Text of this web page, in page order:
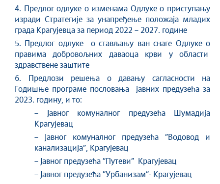
4. Предлог одлуке о изменама Одлуке о приступању
изради Стратегије за унапређење положаја младих
града Крагујевца за период 2022 – 2027. године
5. Предлог одлуке о стављању ван снаге Одлуке о
правима добровољних даваоца крви у области
здравствене заштите
6. Предлози решења о давању сагласности на
Годишње програме пословања јавних предузећа за
2023. годину, и то:
– Јавног комуналног предузећа Шумадија
Крагујевац
– Јавног комуналног предузећа ”Водовод и
канализација”, Крагујевац
– Јавног предузећа ”Путеви” Крагујевац
– Јавног предузећа ”Урбанизам”- Крагујевац